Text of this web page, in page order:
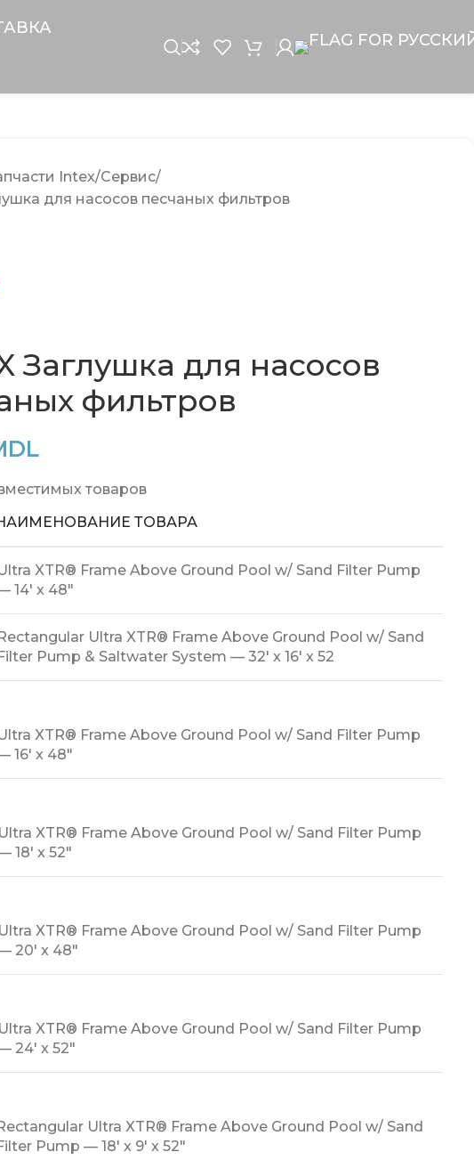
Intex/Сервис
для насосов песчаных фильтров
Заглушка для насосов
фильтров
товаров
ТОВАРА
XTR® Frame Above Ground Pool w/ Sand Filter Pump
14′ x 48″
Ultra XTR® Frame Above Ground Pool w/ Sand
Pump & Saltwater System — 32′ x 16′ x 52
XTR® Frame Above Ground Pool w/ Sand Filter Pump
16′ x 48″
Ultra XTR® Frame Above Ground Pool w/ Sand Filter Pump
18′ x 52″
Ultra XTR® Frame Above Ground Pool w/ Sand Filter Pump
20′ x 48″
Ultra XTR® Frame Above Ground Pool w/ Sand Filter Pump
24′ x 52″
Ultra XTR® Frame Above Ground Pool w/ Sand
Pump — 18′ x 9′ x 52″